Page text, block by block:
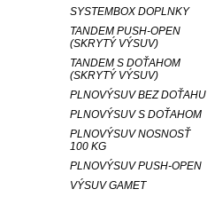
SYSTEMBOX DOPLNKY
TANDEM PUSH-OPEN
(SKRYTÝ VÝSUV)
TANDEM S DOŤAHOM
(SKRYTÝ VÝSUV)
PLNOVÝSUV BEZ DOŤAHU
PLNOVÝSUV S DOŤAHOM
PLNOVÝSUV NOSNOSŤ
100 KG
PLNOVÝSUV PUSH-OPEN
VÝSUV GAMET